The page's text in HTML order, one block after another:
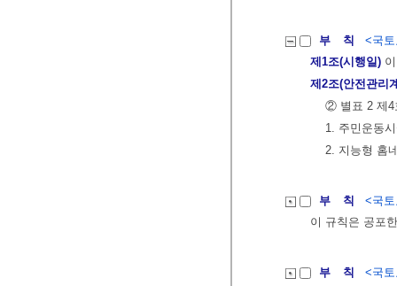
부 칙
<국
제1조(시행일)
제2조(안전관리
② 별표 2 제4
1. 주민운동
2. 지능형 홈
부 칙
<국
이 규칙은 공포
부 칙
<국